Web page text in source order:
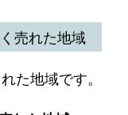
売れた地域
た地域です。